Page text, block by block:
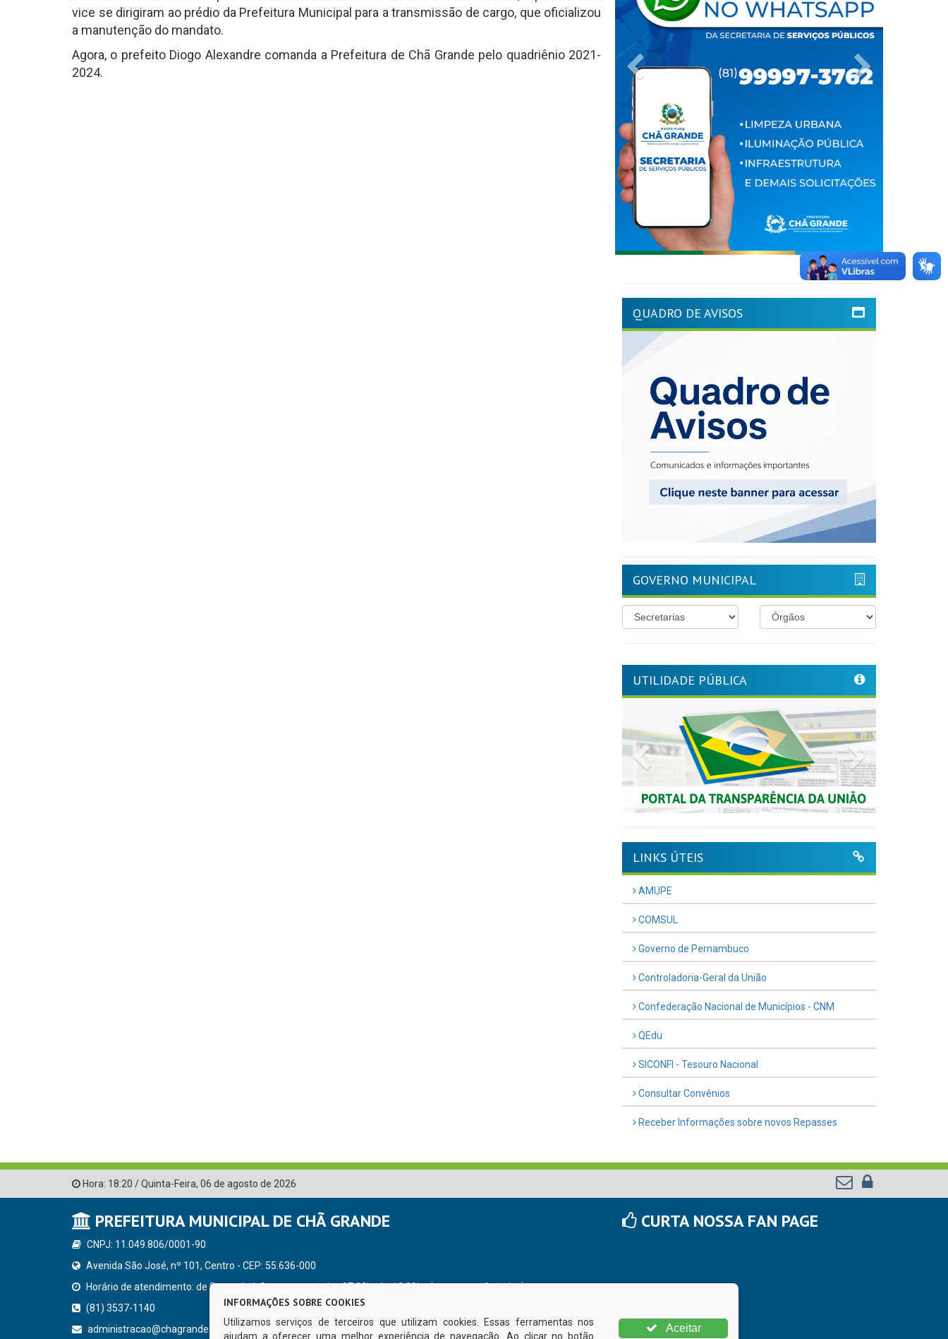
vice se dirigiram ao prédio da Prefeitura Municipal para a transmissão de cargo, que oficializou
a manutenção do mandato.
Agora, o prefeito Diogo Alexandre comanda a Prefeitura de Chã Grande pelo quadriênio 2021-
2024.
Previous
QUADRO DE AVISOS
GOVERNO MUNICIPAL
UTILIDADE PÚBLICA
Previous
LINKS ÚTEIS
AMUPE
COMSUL
Governo de Pernambuco
Controladoria-Geral da União
Confederação Nacional de Municípios - CNM
QEdu
SICONFI - Tesouro Nacional
Consultar Convênios
Receber Informações sobre novos Repasses
Hora: 18:20 /Quinta-Feira, 06 de agosto de 2026
PREFEITURA MUNICIPAL DE CHÃ GRANDE
CNPJ: 11.049.806/0001-90
Avenida São José, nº 101, Centro - CEP: 55.636-000
Horário de atendimento: de Segunda à Sexta, a partir das 07:00hs às 13:00hs (exceto nos feriados)
(81) 3537-1140
administracao@chagrande.pe.gov.br
CURTA NOSSA FAN PAGE
INFORMAÇÕES SOBRE COOKIES
Utilizamos serviços de terceiros que utilizam cookies. Essas ferramentas nos
ajudam a oferecer uma melhor experiência de navegação. Ao clicar no botão
Aceitar